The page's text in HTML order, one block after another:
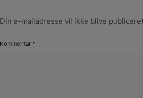
Din e-mailadresse vil ikke blive
Kommentar *